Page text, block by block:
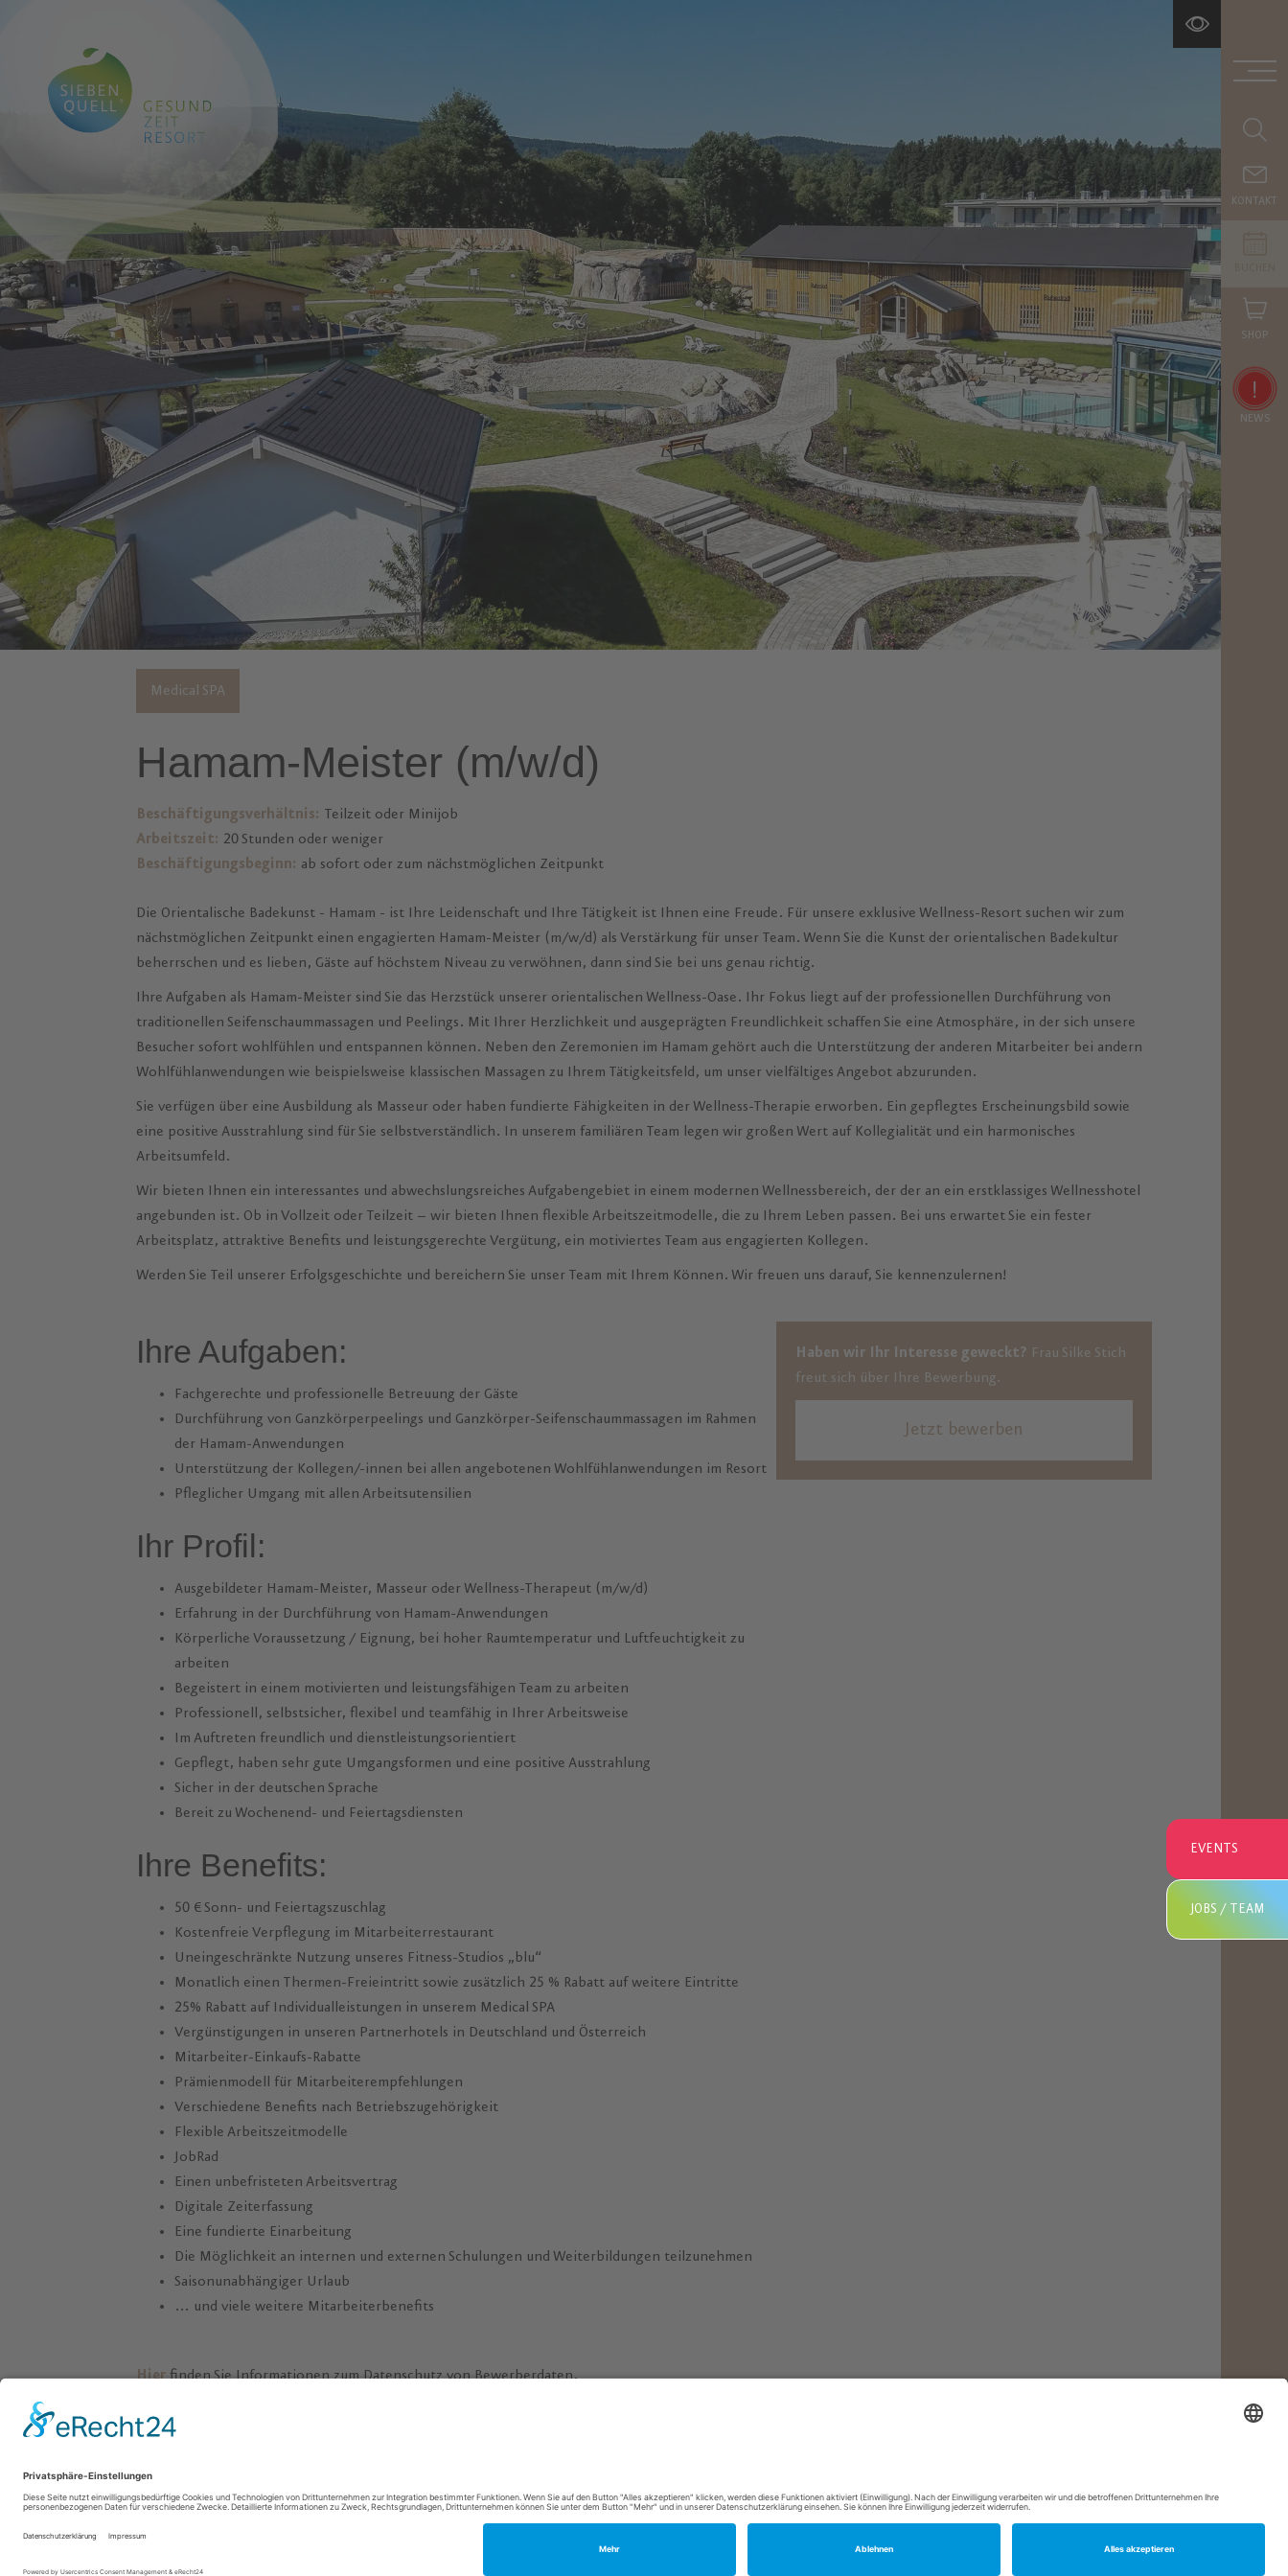
KONTAKT
SHOP
!
NEWS
EVENTS
JOBS / TEAM
Medical SPA
Hamam-Meister (m/w/d)
Beschäftigungsverhältnis: Teilzeit oder Minijob
Arbeitszeit: 20 Stunden oder weniger
Beschäftigungsbeginn: ab sofort oder zum nächstmöglichen Zeitpunkt
Die Orientalische Badekunst - Hamam - ist Ihre Leidenschaft und Ihre Tätigkeit ist Ihnen eine Freude. Für unsere exklusive Wellness-Resort suchen wir zum
nächstmöglichen Zeitpunkt einen engagierten Hamam-Meister (m/w/d) als Verstärkung für unser Team. Wenn Sie die Kunst der orientalischen Badekultur
beherrschen und es lieben, Gäste auf höchstem Niveau zu verwöhnen, dann sind Sie bei uns genau richtig.
Ihre Aufgaben als Hamam-Meister sind Sie das Herzstück unserer orientalischen Wellness-Oase. Ihr Fokus liegt auf der professionellen Durchführung von
traditionellen Seifenschaummassagen und Peelings. Mit Ihrer Herzlichkeit und ausgeprägten Freundlichkeit schaffen Sie eine Atmosphäre, in der sich unsere
Besucher sofort wohlfühlen und entspannen können. Neben den Zeremonien im Hamam gehört auch die Unterstützung der anderen Mitarbeiter bei andern
Wohlfühlanwendungen wie beispielsweise klassischen Massagen zu Ihrem Tätigkeitsfeld, um unser vielfältiges Angebot abzurunden.
Sie verfügen über eine Ausbildung als Masseur oder haben fundierte Fähigkeiten in der Wellness-Therapie erworben. Ein gepflegtes Erscheinungsbild sowie
eine positive Ausstrahlung sind für Sie selbstverständlich. In unserem familiären Team legen wir großen Wert auf Kollegialität und ein harmonisches
Arbeitsumfeld.
Wir bieten Ihnen ein interessantes und abwechslungsreiches Aufgabengebiet in einem modernen Wellnessbereich, der der an ein erstklassiges Wellnesshotel
angebunden ist. Ob in Vollzeit oder Teilzeit – wir bieten Ihnen flexible Arbeitszeitmodelle, die zu Ihrem Leben passen. Bei uns erwartet Sie ein fester
Arbeitsplatz, attraktive Benefits und leistungsgerechte Vergütung, ein motiviertes Team aus engagierten Kollegen.
Werden Sie Teil unserer Erfolgsgeschichte und bereichern Sie unser Team mit Ihrem Können. Wir freuen uns darauf, Sie kennenzulernen!
Ihre Aufgaben:
Fachgerechte und professionelle Betreuung der Gäste
Durchführung von Ganzkörperpeelings und Ganzkörper-Seifenschaummassagen im Rahmen
der Hamam-Anwendungen
Unterstützung der Kollegen/-innen bei allen angebotenen Wohlfühlanwendungen im Resort
Pfleglicher Umgang mit allen Arbeitsutensilien
Ihr Profil:
Ausgebildeter Hamam-Meister, Masseur oder Wellness-Therapeut (m/w/d)
Erfahrung in der Durchführung von Hamam-Anwendungen
Körperliche Voraussetzung / Eignung, bei hoher Raumtemperatur und Luftfeuchtigkeit zu
arbeiten
Begeistert in einem motivierten und leistungsfähigen Team zu arbeiten
Professionell, selbstsicher, flexibel und teamfähig in Ihrer Arbeitsweise
Im Auftreten freundlich und dienstleistungsorientiert
Gepflegt, haben sehr gute Umgangsformen und eine positive Ausstrahlung
Sicher in der deutschen Sprache
Bereit zu Wochenend- und Feiertagsdiensten
Ihre Benefits:
50 € Sonn- und Feiertagszuschlag
Kostenfreie Verpflegung im Mitarbeiterrestaurant
Uneingeschränkte Nutzung unseres Fitness-Studios „blu“
Monatlich einen Thermen-Freieintritt sowie zusätzlich 25 % Rabatt auf weitere Eintritte
25% Rabatt auf Individualleistungen in unserem Medical SPA
Vergünstigungen in unseren Partnerhotels in Deutschland und Österreich
Mitarbeiter-Einkaufs-Rabatte
Prämienmodell für Mitarbeiterempfehlungen
Verschiedene Benefits nach Betriebszugehörigkeit
Flexible Arbeitszeitmodelle
JobRad
Einen unbefristeten Arbeitsvertrag
Digitale Zeiterfassung
Eine fundierte Einarbeitung
Die Möglichkeit an internen und externen Schulungen und Weiterbildungen teilzunehmen
Saisonunabhängiger Urlaub
… und viele weitere Mitarbeiterbenefits
Hierfinden Sie Informationen zum Datenschutz von Bewerberdaten.
Haben wir Ihr Interesse geweckt? Frau Silke Stich
freut sich über Ihre Bewerbung.
Jetzt bewerben
Sie sind hier: